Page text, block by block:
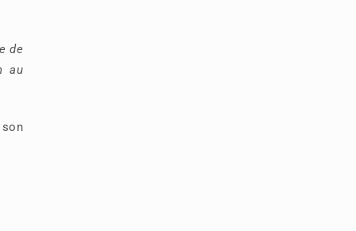
de
au
son